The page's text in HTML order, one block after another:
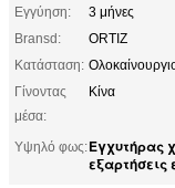
Εγγύηση:
3 μήνες
Bransd:
ORTIZ
Κατάσταση:
Γίνοντας
μέσα:
Κίνα
Υψηλό φως:Εγχυτήρας
εξαρτήσεις